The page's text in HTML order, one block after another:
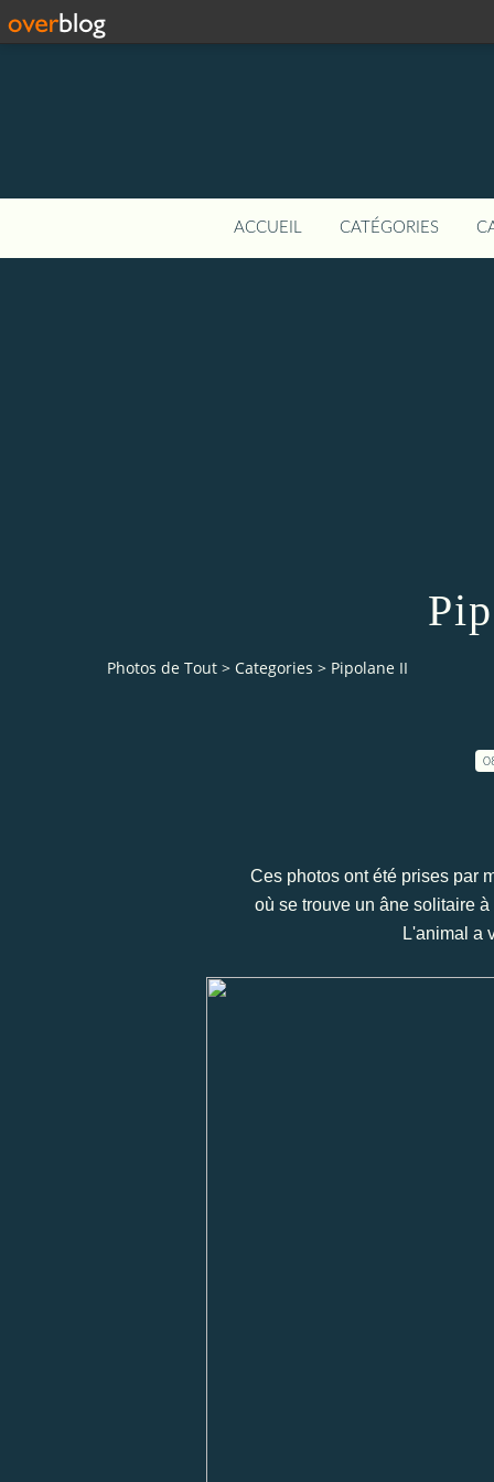
ACCUEIL CATÉGORIES
Photos de Tout > Categories > Pipolane II
Ces photos ont été prises par
où se trouve un âne solitaire
L'animal a